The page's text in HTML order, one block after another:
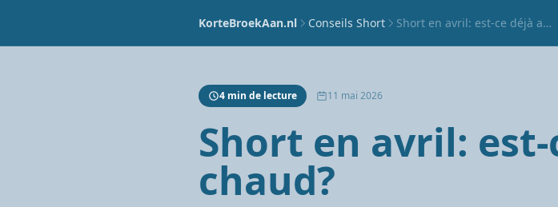
KorteBroekAan.nl Conseils Short Short en avril: est-ce déjà assez chaud?
4 min de lecture 11 mai 2026
Short en avril: est-
chaud?